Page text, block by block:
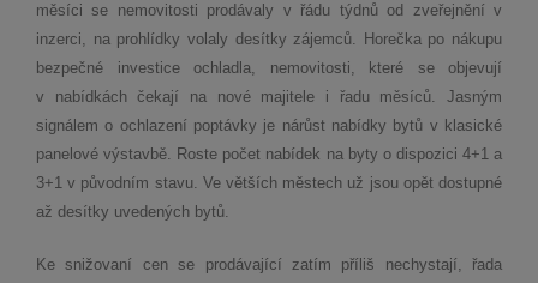
měsíci se nemovitosti prodávaly v řádu týdnů od zveřejnění v
inzerci, na prohlídky volaly desítky zájemců. Horečka po nákupu
bezpečné investice ochladla, nemovitosti, které se objevují
v nabídkách čekají na nové majitele i řadu měsíců. Jasným
signálem o ochlazení poptávky je nárůst nabídky bytů v klasické
panelové výstavbě. Roste počet nabídek na byty o dispozici 4+1 a
3+1 v původním stavu. Ve větších městech už jsou opět dostupné
až desítky uvedených bytů.
Ke snižovaní cen se prodávající zatím příliš nechystají, řada